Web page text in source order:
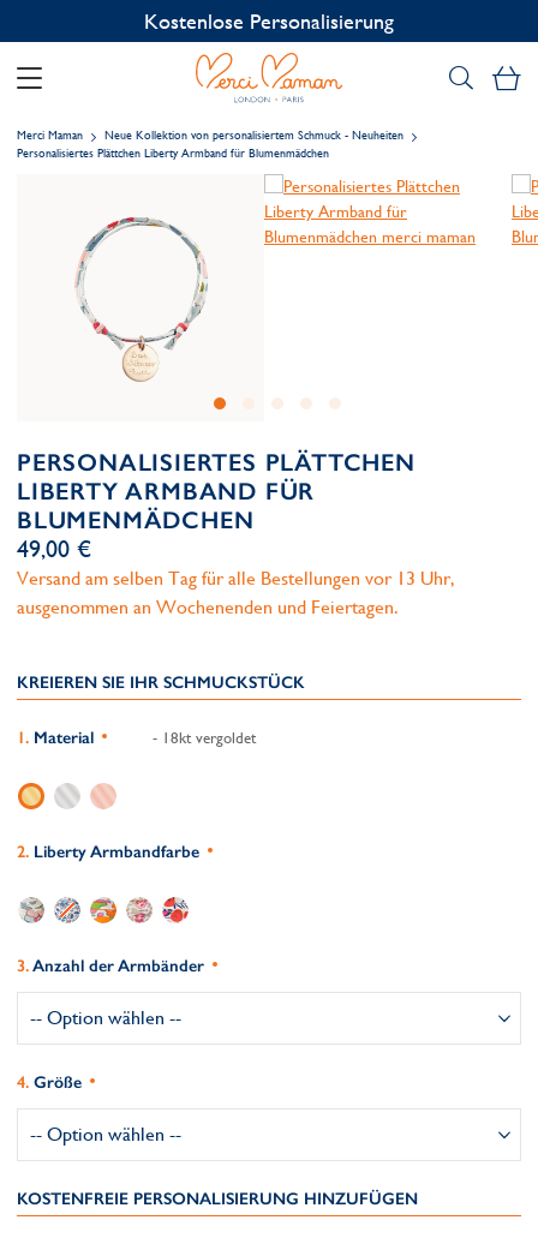
Kostenlose Personalisierung
Merci Maman
Neue Kollektion von personalisiertem Schmuck - Neuheiten
Personalisiertes Plättchen Liberty Armband für Blumenmädchen
PERSONALISIERTES PLÄTTCHEN
LIBERTY ARMBAND FÜR
BLUMENMÄDCHEN
49,00 €
Versand am selben Tag für alle Bestellungen vor 13 Uhr,
ausgenommen an Wochenenden und Feiertagen.
KREIEREN SIE IHR SCHMUCKSTÜCK
Material - 18kt vergoldet
Liberty Armbandfarbe
Anzahl der Armbänder
Größe
KOSTENFREIE PERSONALISIERUNG HINZUFÜGEN